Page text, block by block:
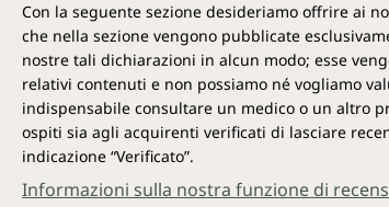
Con la seguente sezione desideriamo offrire ai
che nella sezione vengono pubblicate
nostre tali dichiarazioni in alcun modo; esse
relativi contenuti e non possiamo né vogliamo
indispensabile consultare un medico o un altro
ospiti sia agli acquirenti verificati di lasciare
indicazione “Verificato”.
Informazioni sulla nostra funzione di